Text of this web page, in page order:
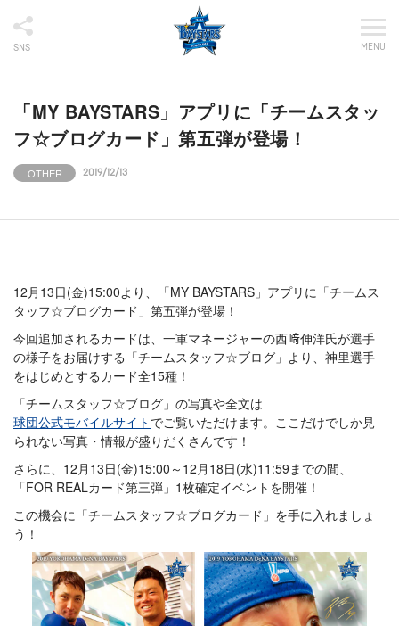
SNS MENU
「MY BAYSTARS」アプリに「チームスタッ
フ☆ブログカード」第五弾が登場！
OTHER 2019/12/13
12月13日(金)15:00より、「MY BAYSTARS」アプリに「チームス
タッフ☆ブログカード」第五弾が登場！
今回追加されるカードは、一軍マネージャーの西﨑伸洋氏が選手
の様子をお届けする「チームスタッフ☆ブログ」より、神里選手
をはじめとするカード全15種！
「チームスタッフ☆ブログ」の写真や全文は
球団公式モバイルサイト でご覧いただけます。ここだけでしか見
られない写真・情報が盛りだくさんです！
さらに、12月13日(金)15:00～12月18日(水)11:59までの間、
「FOR REALカード第三弾」1枚確定イベントを開催！
この機会に「チームスタッフ☆ブログカード」を手に入れましょ
う！